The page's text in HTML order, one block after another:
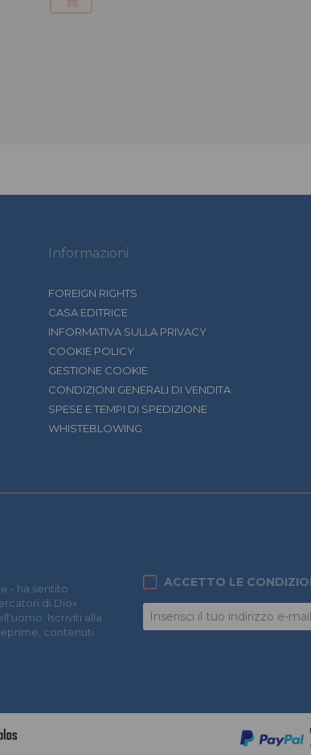
Informazioni
FOREIGN RIGHTS
CASA EDITRICE
INFORMATIVA SULLA PRIVACY
COOKIE POLICY
GESTIONE COOKIE
CONDIZIONI GENERALI DI VENDITA
SPESE E TEMPI DI SPEDIZIONE
WHISTEBLOWING
- ha sentito
di Dio»
Iscriviti alla
contenuti
ACCETTO LE